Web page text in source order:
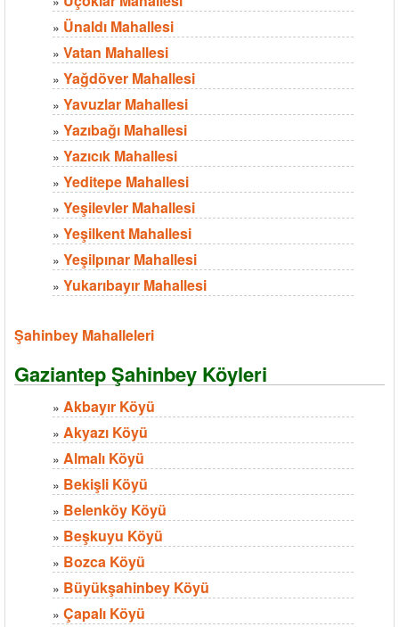
» Ünaldı Mahallesi
» Vatan Mahallesi
» Yağdöver Mahallesi
» Yavuzlar Mahallesi
» Yazıbağı Mahallesi
» Yazıcık Mahallesi
» Yeditepe Mahallesi
» Yeşilevler Mahallesi
» Yeşilkent Mahallesi
» Yeşilpınar Mahallesi
» Yukarıbayır Mahallesi
Şahinbey Mahalleleri
Gaziantep Şahinbey Köyleri
» Akbayır Köyü
» Akyazı Köyü
» Almalı Köyü
» Bekişli Köyü
» Belenköy Köyü
» Beşkuyu Köyü
» Bozca Köyü
» Büyükşahinbey Köyü
» Çapalı Köyü